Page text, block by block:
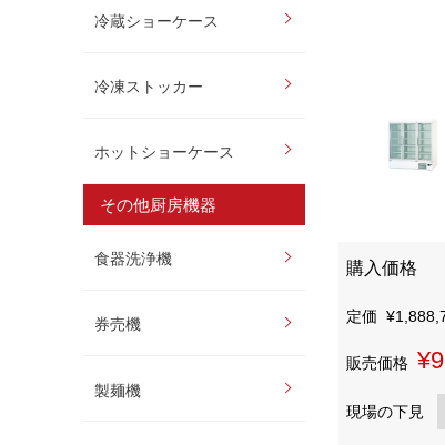
冷蔵ショーケース
冷凍ストッカー
ホットショーケース
その他厨房機器
食器洗浄機
券売機
製麺機
購入価格
定価
販売価格
現場の下見